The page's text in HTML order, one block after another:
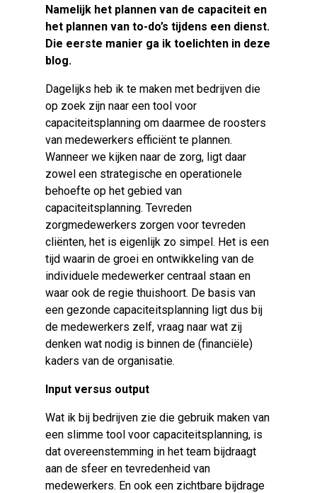
Namelijk het plannen van de capaciteit en
het plannen van to-do’s tijdens een dienst.
Die eerste manier ga ik toelichten in deze
blog.
Dagelijks heb ik te maken met bedrijven die
op zoek zijn naar een tool voor
capaciteitsplanning om daarmee de roosters
van medewerkers efficiënt te plannen.
Wanneer we kijken naar de zorg, ligt daar
zowel een strategische en operationele
behoefte op het gebied van
capaciteitsplanning. Tevreden
zorgmedewerkers zorgen voor tevreden
cliënten, het is eigenlijk zo simpel. Het is een
tijd waarin de groei en ontwikkeling van de
individuele medewerker centraal staan en
waar ook de regie thuishoort. De basis van
een gezonde capaciteitsplanning ligt dus bij
de medewerkers zelf, vraag naar wat zij
denken wat nodig is binnen de (financiële)
kaders van de organisatie.
Input versus output
Wat ik bij bedrijven zie die gebruik maken van
een slimme tool voor capaciteitsplanning, is
dat overeenstemming in het team bijdraagt
aan de sfeer en tevredenheid van
medewerkers. En ook een zichtbare bijdrage